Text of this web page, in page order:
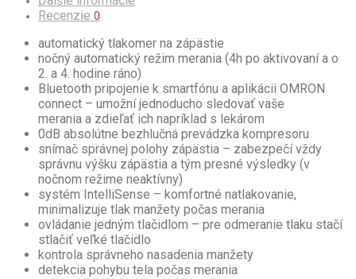
Recenzie 0
automatický tlakomer na zápästie
nočný automatický režim merania (4h po aktivovaní a o
2. a 4. hodine ráno)
Bluetooth pripojenie k smartfónu a aplikácii OMRON
connect – umožní jednoducho sledovať vaše
merania a zdieľať ich napríklad s lekárom
0dB absolútne bezhlučná prevádzka kompresoru
snímač správnej polohy zápästia – zabezpečí vždy
správnu výšku zápästia a tým presné výsledky (v
nočnom režime neaktívny)
systém IntelliSense – komfortné natlakovanie,
minimalizuje tlak manžety počas merania
ovládanie jedným tlačidlom – pre odmeranie tlaku stačí
stlačiť veľké tlačidlo
kontrola správneho nasadenia manžety
detekcia pohybu tela počas merania